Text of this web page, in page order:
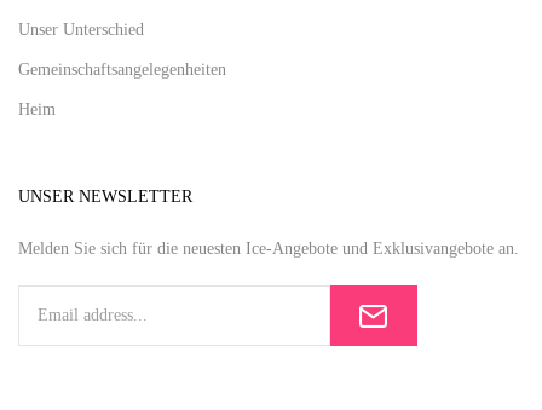
Unser Unterschied
Gemeinschaftsangelegenheiten
Heim
UNSER NEWSLETTER
Melden Sie sich für die neuesten Ice-Angebote und Exklusivangebote an.